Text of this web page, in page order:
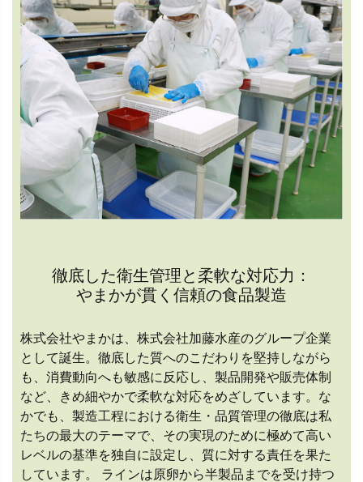
徹底した衛生管理と柔軟な対応力：
やまかが貫く信頼の食品製造
株式会社やまかは、株式会社加藤水産のグループ企業
として誕生。徹底した質へのこだわりを堅持しながら
も、消費動向へも敏感に反応し、製品開発や販売体制
など、きめ細やかで柔軟な対応をめざしています。な
かでも、製造工程における衛生・品質管理の徹底は私
たちの最大のテーマで、その実現のために極めて高い
レベルの基準を独自に設定し、質に対する責任を果た
しています。 ラインは原卵から半製品までを受け持つ